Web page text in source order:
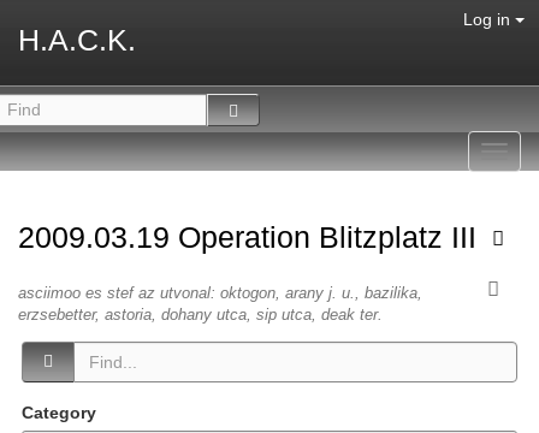
H.A.C.K.
Log in
2009.03.19 Operation Blitzplatz III
asciimoo es stef az utvonal: oktogon, arany j. u., bazilika,
erzsebetter, astoria, dohany utca, sip utca, deak ter.
Category